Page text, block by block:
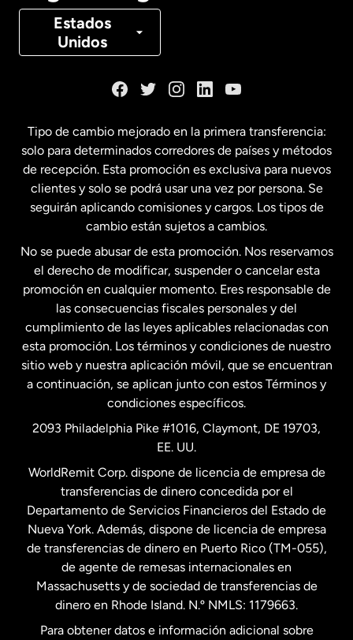
Estados
Unidos
Canadá Français
Estados Unidos English
Estados Unidos Español
Francia
Malasia
Nueva Zelanda
Países Bajos
Suecia
Tipo de cambio mejorado en la primera transferencia:
solo para determinados corredores de países y métodos
de recepción. Esta promoción es exclusiva para nuevos
clientes y solo se podrá usar una vez por persona. Se
seguirán aplicando comisiones y cargos. Los tipos de
cambio están sujetos a cambios.
No se puede abusar de esta promoción. Nos reservamos
el derecho de modificar, suspender o cancelar esta
promoción en cualquier momento. Eres responsable de
las consecuencias fiscales personales y del
cumplimiento de las leyes aplicables relacionadas con
esta promoción. Los términos y condiciones de nuestro
sitio web y nuestra aplicación móvil, que se encuentran
a continuación, se aplican junto con estos Términos y
condiciones específicos.
2093 Philadelphia Pike #1016, Claymont, DE 19703,
EE. UU.
WorldRemit Corp. dispone de licencia de empresa de
transferencias de dinero concedida por el
Departamento de Servicios Financieros del Estado de
Nueva York. Además, dispone de licencia de empresa
de transferencias de dinero en Puerto Rico (TM-055),
de agente de remesas internacionales en
Massachusetts y de sociedad de transferencias de
dinero en Rhode Island. N.º NMLS: 1179663.
Para obtener datos e información adicional sobre